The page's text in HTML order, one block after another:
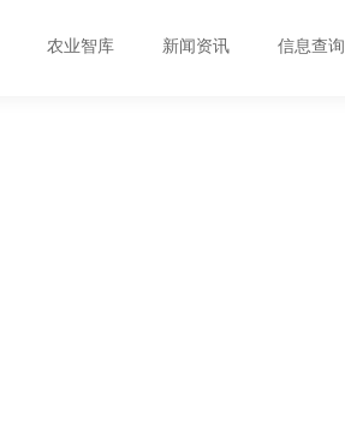
农业智库 新闻资讯 信息查询